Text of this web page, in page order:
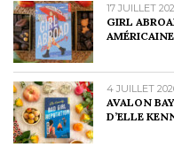
17 JUILLET
GIRL
4 JUILLET
AVALON
D’ELLE